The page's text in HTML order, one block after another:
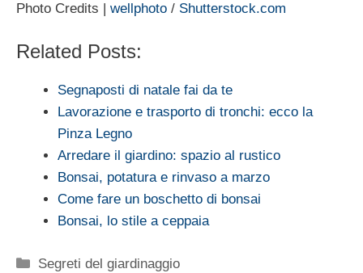
Photo Credits | wellphoto / Shutterstock.com
Related Posts:
Segnaposti di natale fai da te
Lavorazione e trasporto di tronchi: ecco la
Pinza Legno
Arredare il giardino: spazio al rustico
Bonsai, potatura e rinvaso a marzo
Come fare un boschetto di bonsai
Bonsai, lo stile a ceppaia
Categorie
Segreti del giardinaggio